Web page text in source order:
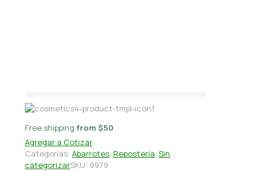
Free shipping from $50
Agregar a Cotizar
Categorías: Abarrotes, Repostería, Sin
categorizarSKU: 9979